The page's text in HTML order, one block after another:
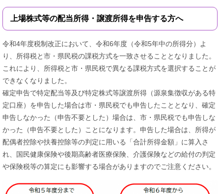
上場株式等の配当所得・譲渡所得を申告する方へ
令和4年度税制改正において、令和6年度（令和5年中の所得分）よ
り、所得税と市・県民税の課税方式を一致させることとなりました。
これにより、所得税と市・県民税で異なる課税方式を選択することが
できなくなりました。
確定申告で特定配当等及び特定株式等譲渡所得（源泉集徴収がある特
定口座）を申告した場合は市・県民税でも申告したこととなり、確定
申告しなかった（申告不要とした）場合は、市・県民税でも申告しな
かった（申告不要とした）ことになります。申告した場合は、所得が
配偶者控除や扶養控除等の判定に用いる「合計所得金額」に算入さ
れ、国民健康保険や後期高齢者医療保険、介護保険などの給付の判定
や保険税等の算定にも影響する場合がありますのでご注意ください。